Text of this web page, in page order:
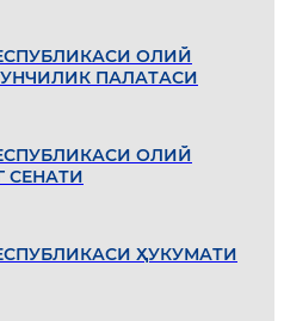
ОЛИЙ
ПАЛАТАСИ
ОЛИЙ
ҲУКУМАТИ